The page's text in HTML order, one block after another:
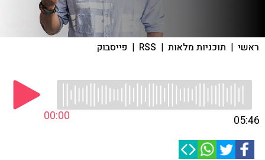
ראשי | תוכניות מלאות |
RSS
| פייסבוק
00:00 05:46